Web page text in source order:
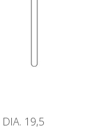
DIA. 19,5